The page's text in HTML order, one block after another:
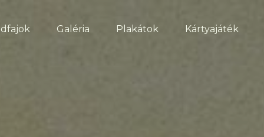
Galéria Plakátok Kártyajáték